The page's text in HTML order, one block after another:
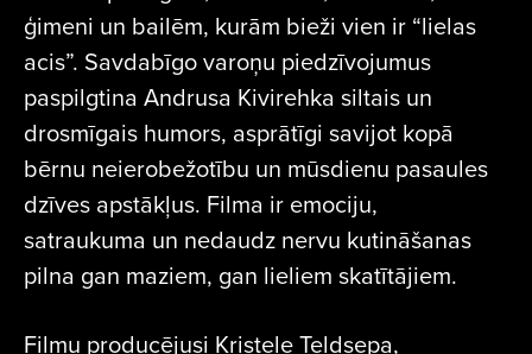
ģimeni un bailēm, kurām bieži vien ir “lielas
acis”. Savdabīgo varoņu piedzīvojumus
paspilgtina Andrusa Kivirehka siltais un
drosmīgais humors, asprātīgi savijot kopā
bērnu neierobežotību un mūsdienu pasaules
dzīves apstākļus. Filma ir emociju,
satraukuma un nedaudz nervu kutināšanas
pilna gan maziem, gan lieliem skatītājiem.
Filmu producējusi Kristele Teldsepa,